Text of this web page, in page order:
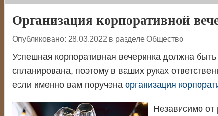
Организация корпоративной
Опубликовано: 28.03.2022 в разделе Общество
Успешная корпоративная вечеринка должна
спланирована, поэтому в ваших руках
если именно вам поручена организация
Независимо от